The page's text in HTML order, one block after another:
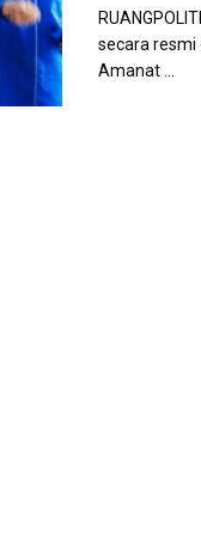
secara resmi
Amanat ...